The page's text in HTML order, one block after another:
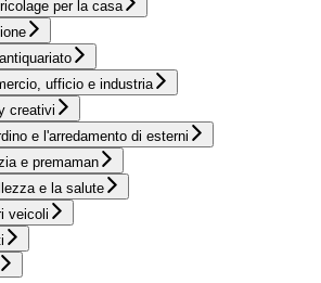
per la casa
ufficio e industria
creativi
e l'arredamento di esterni
e premaman
e la salute
veicoli